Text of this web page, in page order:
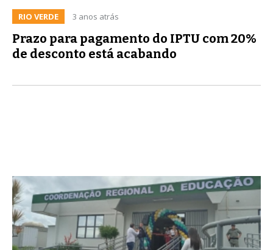
RIO VERDE 3 anos atrás
Prazo para pagamento do IPTU com 20%
de desconto está acabando